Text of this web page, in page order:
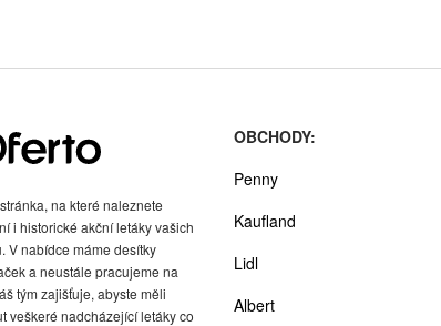
na které naleznete
i historické akční letáky vašich
V nabídce máme desítky
a neustále pracujeme na
tým zajišťuje, abyste měli
veškeré nadcházející letáky co
OBCHODY:
Penny
Kaufland
Lidl
Albert